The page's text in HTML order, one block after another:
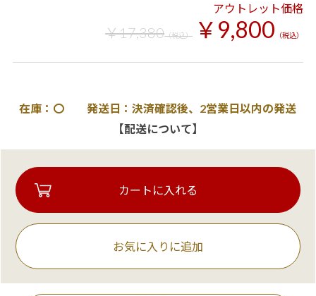
アウトレット価格
￥17,380（税込） ￥9,800 （税込）
在庫：〇 発送日：決済確認後、2営業日以内の発送
【配送について】
お気に入りに追加